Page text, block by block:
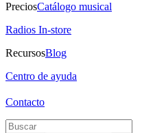
PreciosCatálogo musical
Radios In-store
RecursosBlog
Centro de ayuda
Contacto